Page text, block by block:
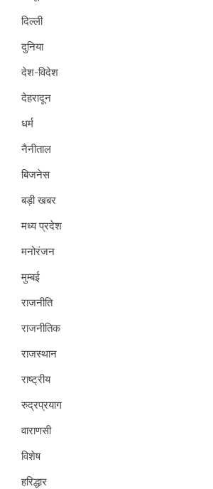
दिल्ली
दुनिया
देश-विदेश
देहरादून
धर्म
नैनीताल
बिजनेस
बड़ी खबर
मध्य प्रदेश
मनोरंजन
मुम्बई
राजनीति
राजनीतिक
राजस्थान
राष्ट्रीय
रुद्रप्रयाग
वाराणसी
विशेष
हरिद्धार